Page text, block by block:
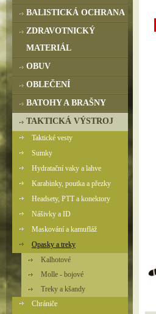
BALISTICKÁ OCHRANA
ZDRAVOTNICKÝ
MATERIÁL
OBUV
OBLEČENÍ
BATOHY A BRAŠNY
TAKTICKÁ VÝSTROJ
Taktické vesty
Sumky
Hydratační vaky a lahve
Karabinky, poutka a přezky
Headsety, PTT a konektory
Nášivky a ID
Maskování a kamufláž
Opasky a treky
Kalhotové
Molle - bojové
Treky a kšandy
Chrániče